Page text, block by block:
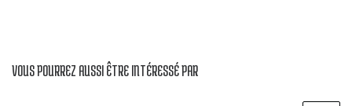
VOUS POURREZ AUSSI ÊTRE INTÉRESSÉ PAR